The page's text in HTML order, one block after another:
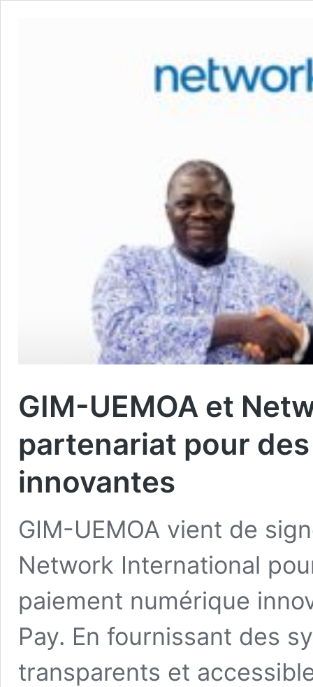
GIM-UEMOA et
partenariat pour
innovantes
GIM-UEMOA vient de
Network International
paiement numérique
Pay. En fournissant des
transparents et